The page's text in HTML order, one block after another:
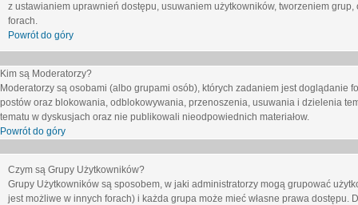
z ustawianiem uprawnień dostępu, usuwaniem użytkowników, tworzeniem
forach.
Powrót do góry
Kim są Moderatorzy?
Moderatorzy są osobami (albo grupami osób), których zadaniem jest
postów oraz blokowania, odblokowywania, przenoszenia, usuwania i dzielenia
tematu w dyskusjach oraz nie publikowali nieodpowiednich materiałow.
Powrót do góry
Czym są Grupy Użytkowników?
Grupy Użytkowników są sposobem, w jaki administratorzy mogą grupować
jest możliwe w innych forach) i każda grupa może mieć własne prawa